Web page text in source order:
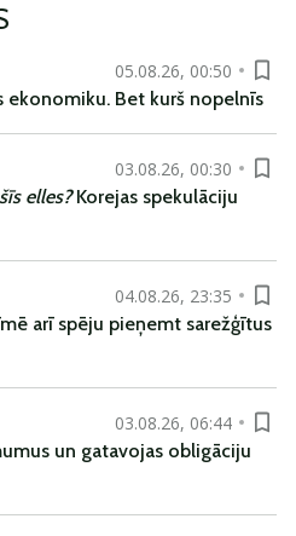
05.08.26, 00:50
ekonomiku. Bet kurš nopelnīs
03.08.26, 00:30
elles?Korejas spekulāciju
04.08.26, 23:35
arī spēju pieņemt sarežģītus
03.08.26, 06:44
un gatavojas obligāciju